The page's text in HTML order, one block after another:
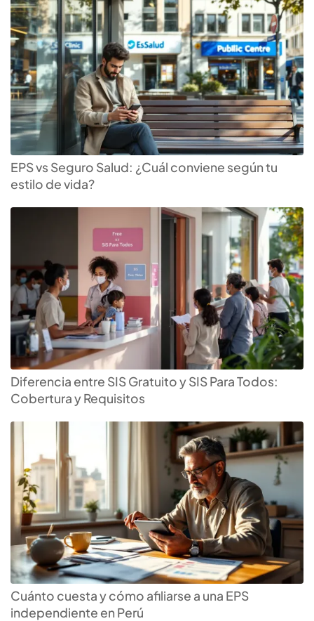
EPS vs Seguro Salud: ¿Cuál conviene según tu
estilo de vida?
Diferencia entre SIS Gratuito y SIS Para Todos:
Cobertura y Requisitos
Cuánto cuesta y cómo afiliarse a una EPS
independiente en Perú